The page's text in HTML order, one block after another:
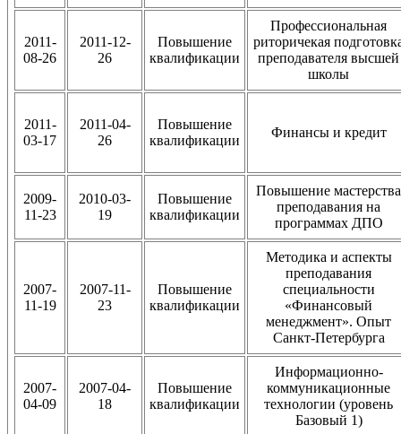
2011-
08-26
2011-12-
26
Повышение
квалификации
Профессиональная
риторичекая
преподавателя высшей
школы
2011-
03-17
2011-04-
26
Повышение
квалификации
Финансы и кредит
2009-
11-23
2010-03-
19
Повышение
квалификации
Повышение мастерства
преподавания на
программах ДПО
2007-
11-19
2007-11-
23
Повышение
квалификации
Методика и аспекты
преподавания
специальности
«Финансовый
менеджмент». Опыт
Санкт-Петербурга
2007-
04-09
2007-04-
18
Повышение
квалификации
Информационно-
коммуникационные
технологии (уровень
Базовый 1)